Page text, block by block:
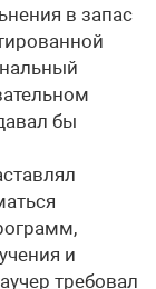
в запас
бы
и
требовал